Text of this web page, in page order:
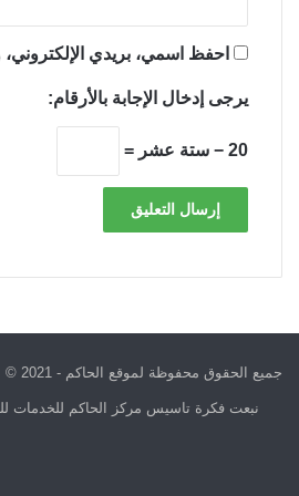
احفظ اسمي، بريدي الإلكتروني،
يرجى إدخال الإجابة بالأرقام:
20 − ستة عشر =
جميع الحقوق محفوظة لموقع الحاكم - 2021 ©
نبعت فكرة تاسيس مركز الحاكم للخدمات